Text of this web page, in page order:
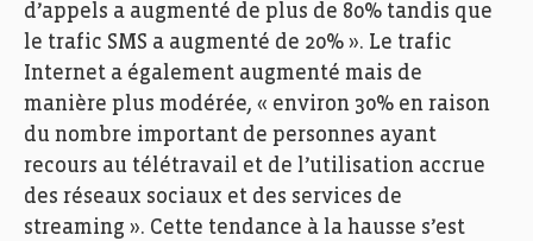
d’appels a augmenté de plus de 80% tandis que
le trafic SMS a augmenté de 20% ». Le trafic
Internet a également augmenté mais de
manière plus modérée, « environ 30% en raison
du nombre important de personnes ayant
recours au télétravail et de l’utilisation accrue
des réseaux sociaux et des services de
streaming ». Cette tendance à la hausse s’est